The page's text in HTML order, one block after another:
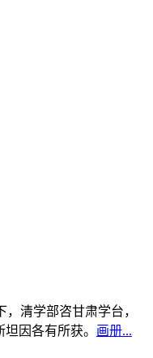
清学部咨甘肃学台，
因各有所获。 画册...